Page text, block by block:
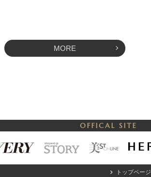
MORE
OFFICAL SITE
トップページ